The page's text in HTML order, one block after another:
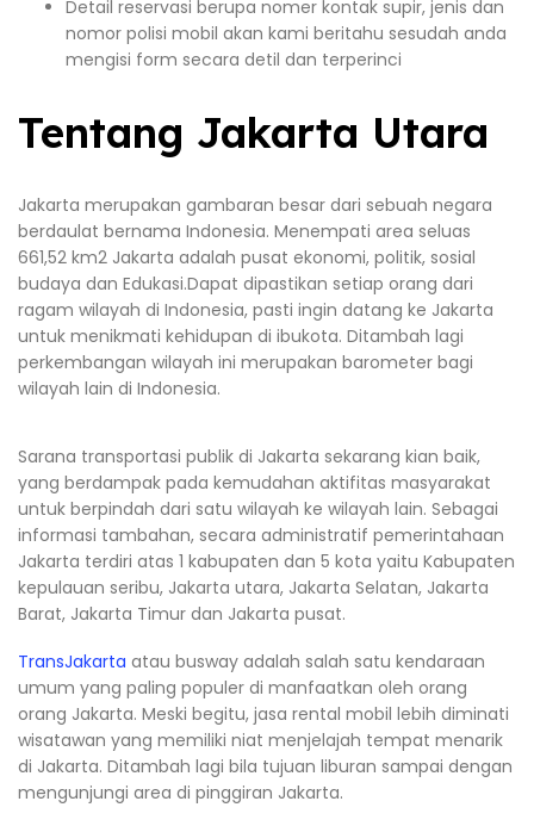
Detail reservasi berupa nomer kontak supir, jenis dan
nomor polisi mobil akan kami beritahu sesudah anda
mengisi form secara detil dan terperinci
Tentang Jakarta Utara
Jakarta merupakan gambaran besar dari sebuah negara
berdaulat bernama Indonesia. Menempati area seluas
661,52 km2 Jakarta adalah pusat ekonomi, politik, sosial
budaya dan Edukasi.Dapat dipastikan setiap orang dari
ragam wilayah di Indonesia, pasti ingin datang ke Jakarta
untuk menikmati kehidupan di ibukota. Ditambah lagi
perkembangan wilayah ini merupakan barometer bagi
wilayah lain di Indonesia.
Sarana transportasi publik di Jakarta sekarang kian baik,
yang berdampak pada kemudahan aktifitas masyarakat
untuk berpindah dari satu wilayah ke wilayah lain. Sebagai
informasi tambahan, secara administratif pemerintahaan
Jakarta terdiri atas 1 kabupaten dan 5 kota yaitu Kabupaten
kepulauan seribu, Jakarta utara, Jakarta Selatan, Jakarta
Barat, Jakarta Timur dan Jakarta pusat.
TransJakarta atau busway adalah salah satu kendaraan
umum yang paling populer di manfaatkan oleh orang
orang Jakarta. Meski begitu, jasa rental mobil lebih diminati
wisatawan yang memiliki niat menjelajah tempat menarik
di Jakarta. Ditambah lagi bila tujuan liburan sampai dengan
mengunjungi area di pinggiran Jakarta.